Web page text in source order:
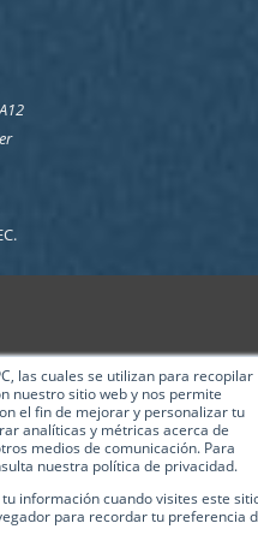
las cuales se utilizan para recopilar
nuestro sitio web y nos permite
el fin de mejorar y personalizar tu
analíticas y métricas acerca de
medios de comunicación. Para
nuestra política de privacidad.
información cuando visites este
para recordar tu preferencia